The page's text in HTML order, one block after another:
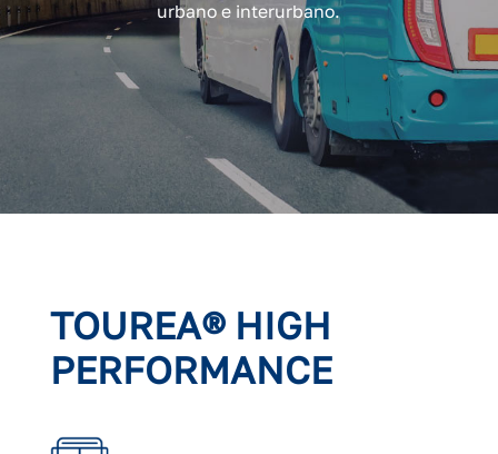
urbano e interurbano.
TOUREA® HIGH
PERFORMANCE